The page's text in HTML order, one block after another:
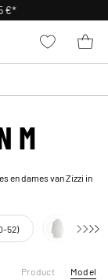
M
en dames van Zizzi in
52) XL (54-
Product Model